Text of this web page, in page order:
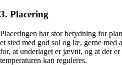
3. Placering
Placeringen har stor betydning for
et sted med god sol og læ, gerne med
for, at underlaget er jævnt, og at der
temperaturen kan reguleres.